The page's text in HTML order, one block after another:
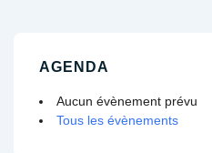
AGENDA
Aucun évènement prévu
Tous les évènements